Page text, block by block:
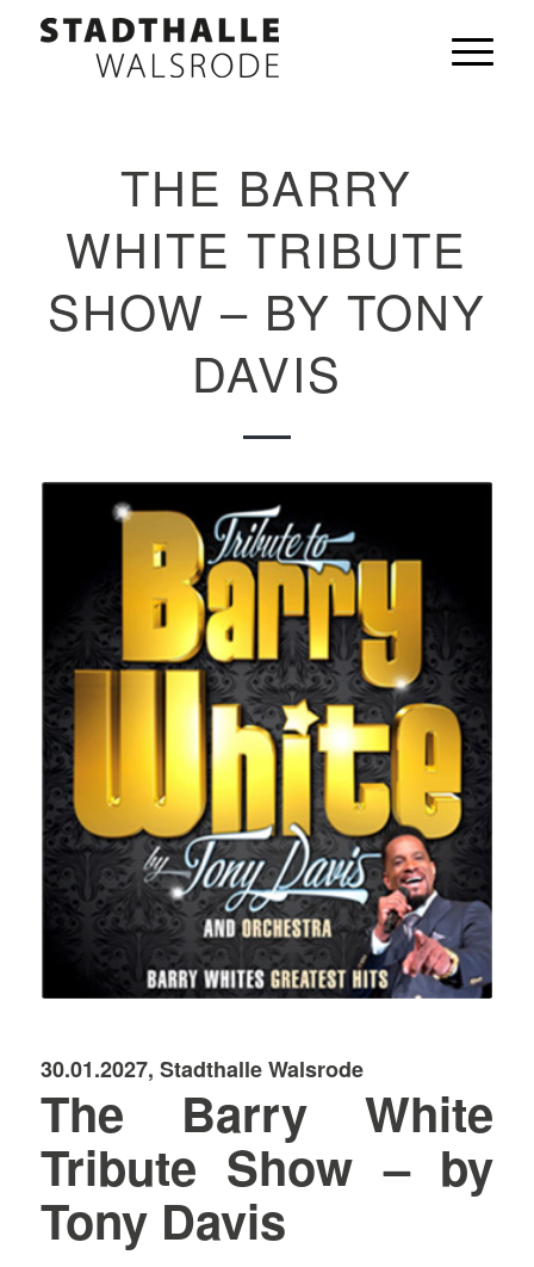
THE BARRY
WHITE TRIBUTE
SHOW – BY TONY
DAVIS
30.01.2027, Stadthalle Walsrode
The Barry White
Tribute Show – by
Tony Davis